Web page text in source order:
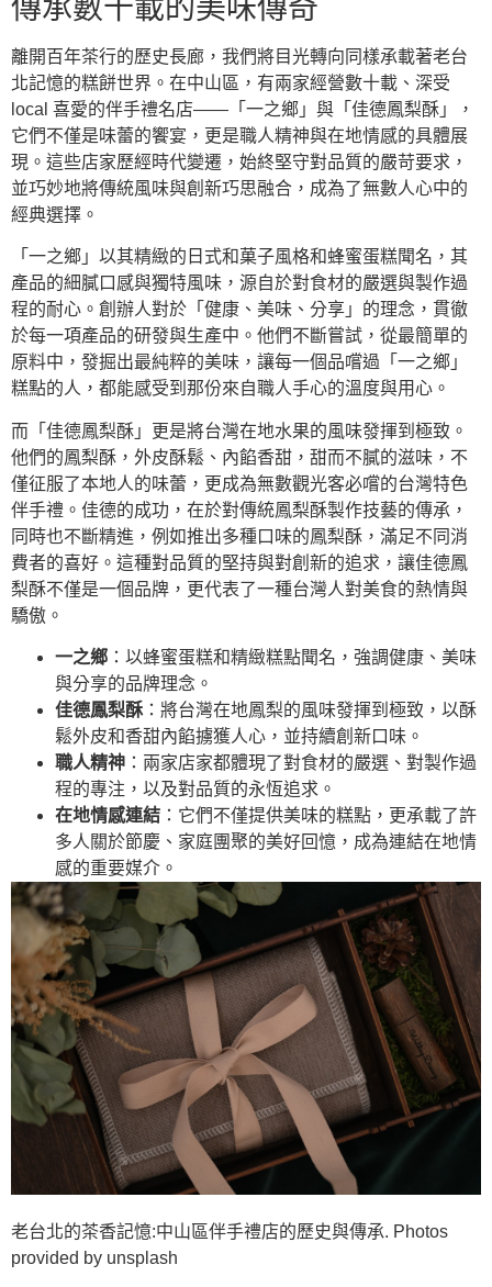
傳承數十載的美味傳奇
離開百年茶行的歷史長廊，我們將目光轉向同樣承載著老台
北記憶的糕餅世界。在中山區，有兩家經營數十載、深受
local 喜愛的伴手禮名店——「一之鄉」與「佳德鳳梨酥」，
它們不僅是味蕾的饗宴，更是職人精神與在地情感的具體展
現。這些店家歷經時代變遷，始終堅守對品質的嚴苛要求，
並巧妙地將傳統風味與創新巧思融合，成為了無數人心中的
經典選擇。
「一之鄉」以其精緻的日式和菓子風格和蜂蜜蛋糕聞名，其
產品的細膩口感與獨特風味，源自於對食材的嚴選與製作過
程的耐心。創辦人對於「健康、美味、分享」的理念，貫徹
於每一項產品的研發與生產中。他們不斷嘗試，從最簡單的
原料中，發掘出最純粹的美味，讓每一個品嚐過「一之鄉」
糕點的人，都能感受到那份來自職人手心的溫度與用心。
而「佳德鳳梨酥」更是將台灣在地水果的風味發揮到極致。
他們的鳳梨酥，外皮酥鬆、內餡香甜，甜而不膩的滋味，不
僅征服了本地人的味蕾，更成為無數觀光客必嚐的台灣特色
伴手禮。佳德的成功，在於對傳統鳳梨酥製作技藝的傳承，
同時也不斷精進，例如推出多種口味的鳳梨酥，滿足不同消
費者的喜好。這種對品質的堅持與對創新的追求，讓佳德鳳
梨酥不僅是一個品牌，更代表了一種台灣人對美食的熱情與
驕傲。
一之鄉 ：以蜂蜜蛋糕和精緻糕點聞名，強調健康、美味
與分享的品牌理念。
佳德鳳梨酥：將台灣在地鳳梨的風味發揮到極致，以酥
鬆外皮和香甜內餡擄獲人心，並持續創新口味。
職人精神 ：兩家店家都體現了對食材的嚴選、對製作過
程的專注，以及對品質的永恆追求。
在地情感連結 ：它們不僅提供美味的糕點，更承載了許
多人關於節慶、家庭團聚的美好回憶，成為連結在地情
感的重要媒介。
老台北的茶香記憶:中山區伴手禮店的歷史與傳承. Photos
provided by unsplash